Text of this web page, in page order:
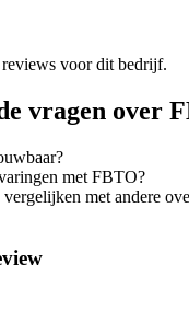
voor dit bedrijf.
vragen over
met FBTO?
met andere